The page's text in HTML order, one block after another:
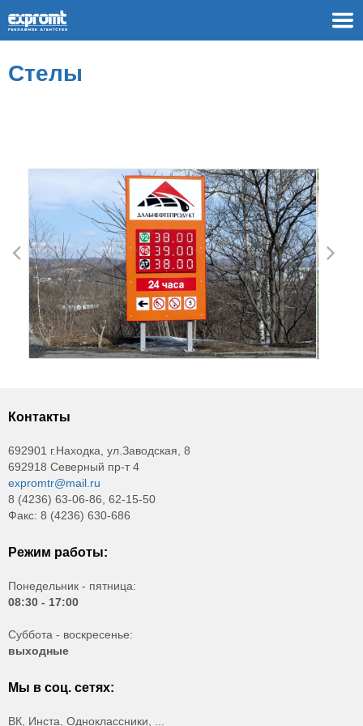
Стелы
Контакты
692901 г.Находка, ул.Заводская, 8
692918 Северный пр-т 4
expromtr@mail.ru
8 (4236) 63-06-86, 62-15-50
Факс: 8 (4236) 630-686
Режим работы:
Понедельник - пятница:
08:30 - 17:00
Суббота - воскресенье:
выходные
Мы в соц. сетях:
ВК, Инста, Одноклассники, ...